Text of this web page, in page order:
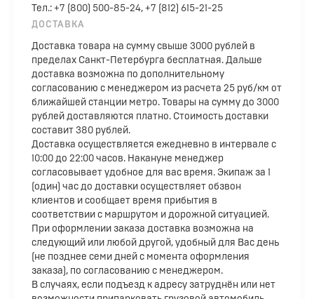
Тел.: +7 (800) 500-85-24, +7 (812) 615-21-25
ДОСТАВКА
Доставка товара на сумму свыше 3000 рублей в
пределах Санкт-Петербурга бесплатная. Дальше
доставка возможна по дополнительному
согласованию с менеджером из расчета 25 руб/км от
ближайшей станции метро. Товары на сумму до 3000
рублей доставляются платно. Стоимость доставки
составит 380 рублей.
Доставка осуществляется ежедневно в интервале с
10:00 до 22:00 часов. Накануне менеджер
согласовывает удобное для вас время. Экипаж за 1
(один) час до доставки осуществляет обзвон
клиентов и сообщает время прибытия в
соответствии с маршрутом и дорожной ситуацией.
При оформлении заказа доставка возможна на
следующий или любой другой, удобный для Вас день
(не позднее семи дней с момента оформления
заказа), по согласованию с менеджером.
В случаях, если подъезд к адресу затруднён или нет